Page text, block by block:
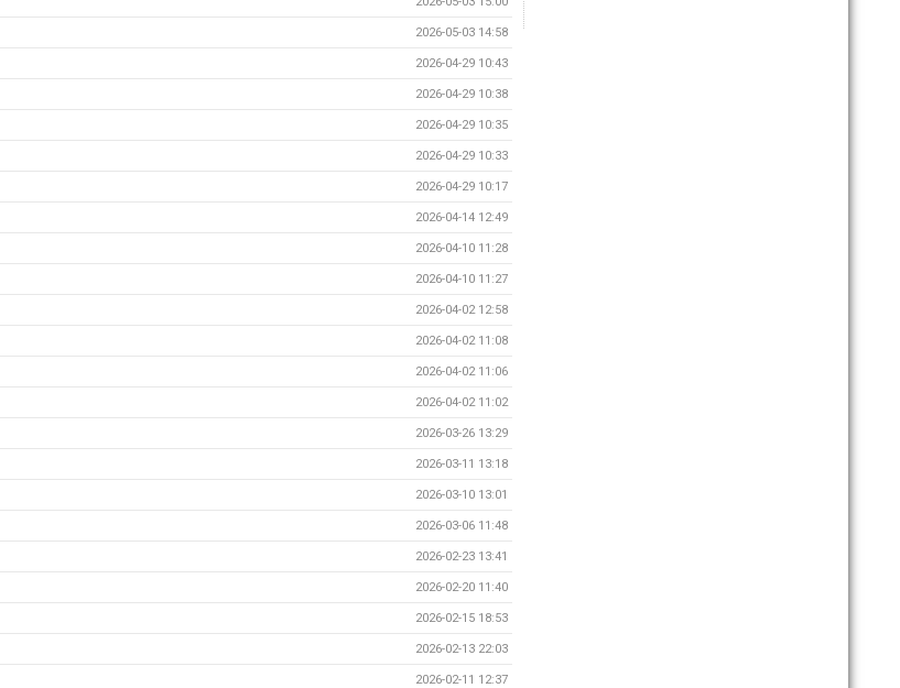
2026-05-03 14:58
2026-04-29 10:43
2026-04-29 10:38
2026-04-29 10:35
2026-04-29 10:33
2026-04-29 10:17
2026-04-14 12:49
2026-04-10 11:28
2026-04-10 11:27
2026-04-02 12:58
2026-04-02 11:08
2026-04-02 11:06
2026-04-02 11:02
2026-03-26 13:29
2026-03-11 13:18
2026-03-10 13:01
2026-03-06 11:48
2026-02-23 13:41
2026-02-20 11:40
2026-02-15 18:53
2026-02-13 22:03
2026-02-11 12:37